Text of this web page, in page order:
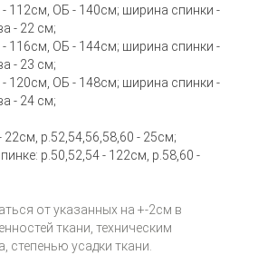
112см, ОБ - 140см; ширина спинки -
- 22 см;
116см, ОБ - 144см; ширина спинки -
- 23 см;
120см, ОБ - 148см; ширина спинки -
- 24 см;
22см, р.52,54,56,58,60 - 25см;
р.50,52,54 - 122см, р.58,60 -
от указанных на +-2см в
ткани, техническим
усадки ткани.